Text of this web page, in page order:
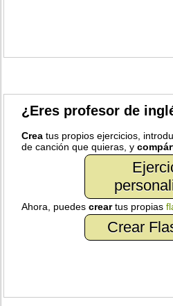
¿Eres profesor de
Crea tus propios ejercicios,
de canción que quieras, y
Ahora, puedescreartus propias
Crear